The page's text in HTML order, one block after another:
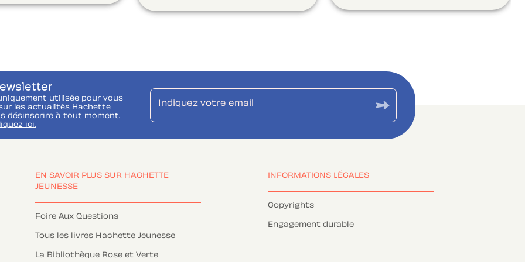
utilisée pour vous
les actualités Hachette
désinscrire à tout moment.
ici.
Indiquez votre email
EN SAVOIR PLUS SUR HACHETTE
JEUNESSE
Foire Aux Questions
Tous les livres Hachette Jeunesse
La Bibliothèque Rose et Verte
INFORMATIONS LÉGALES
Copyrights
Engagement durable